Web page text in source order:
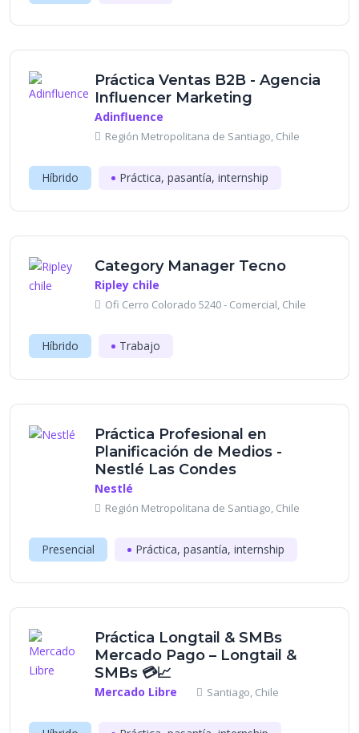
Práctica Ventas B2B - Agencia
Influencer Marketing
Adinfluence
Región Metropolitana de Santiago, Chile
Híbrido Práctica, pasantía, internship
Category Manager Tecno
Ripley chile
Ofi Cerro Colorado 5240 - Comercial, Chile
Híbrido Trabajo
Práctica Profesional en
Planificación de Medios -
Nestlé Las Condes
Nestlé
Región Metropolitana de Santiago, Chile
Presencial Práctica, pasantía, internship
Práctica Longtail & SMBs
Mercado Pago – Longtail &
SMBs 💳📈
Mercado Libre Santiago, Chile